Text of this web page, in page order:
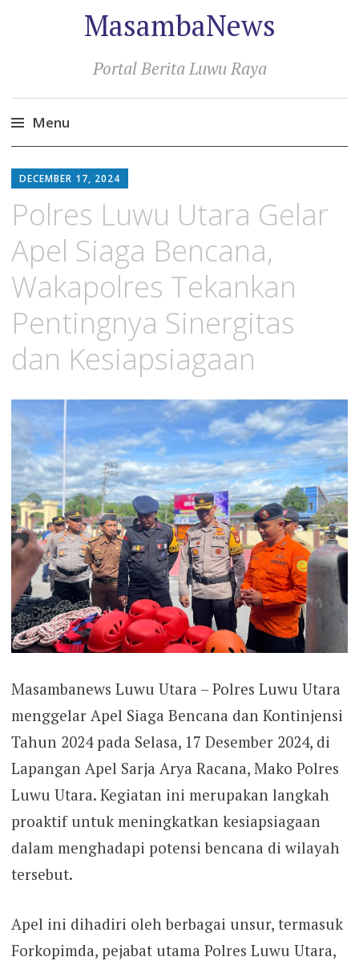
MasambaNews
Portal Berita Luwu Raya
Menu
to
content
DECEMBER 17, 2024
Polres Luwu Utara Gelar
Apel Siaga Bencana,
Wakapolres Tekankan
Pentingnya Sinergitas
dan Kesiapsiagaan
Masambanews Luwu Utara – Polres Luwu Utara
menggelar Apel Siaga Bencana dan Kontinjensi
Tahun 2024 pada Selasa, 17 Desember 2024, di
Lapangan Apel Sarja Arya Racana, Mako Polres
Luwu Utara. Kegiatan ini merupakan langkah
proaktif untuk meningkatkan kesiapsiagaan
dalam menghadapi potensi bencana di wilayah
tersebut.
Apel ini dihadiri oleh berbagai unsur, termasuk
Forkopimda, pejabat utama Polres Luwu Utara,